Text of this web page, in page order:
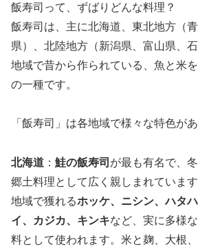
飯寿司って、ずばりどんな料理？
飯寿司は、主に北海道、東北地方（
県）、北陸地方（新潟県、富山県、
地域で昔から作られている、魚と米
の一種です。
「飯寿司」は各地域で様々な特色があ
北海道 ： 鮭の飯寿司 が最も有名で、
郷土料理として広く親しまれていま
地域で獲れるホッケ、ニシン、ハタ
イ、カジカ、キンキなど、実に多様
料として使われます。米と麹、大根